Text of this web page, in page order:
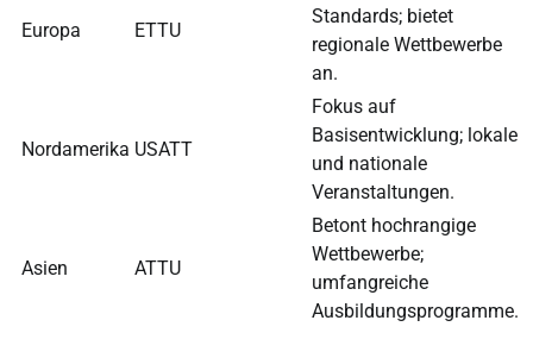
Europa ETTU
Standards; bietet
regionale Wettbewerbe
an.
Nordamerika USATT
Fokus auf
Basisentwicklung; lokale
und nationale
Veranstaltungen.
Asien ATTU
Betont hochrangige
Wettbewerbe;
umfangreiche
Ausbildungsprogramme.